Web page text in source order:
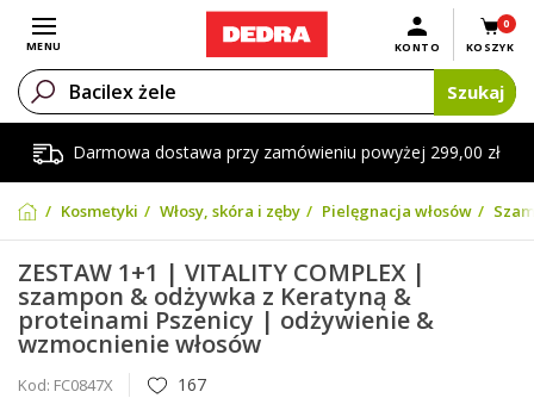
Darmowa dostawa przy zamówieniu powyżej 299,00 zł
Otwórz menu
MENU
0
KOSZYK
KONTO
Szukaj
Kosmetyki Włosy, skóra i zęby Pielęgnacja włosów
ZESTAW 1+1 | VITALITY COMPLEX |
szampon & odżywka z Keratyną &
proteinami Pszenicy | odżywienie &
wzmocnienie włosów
Kod: FC0847X 167